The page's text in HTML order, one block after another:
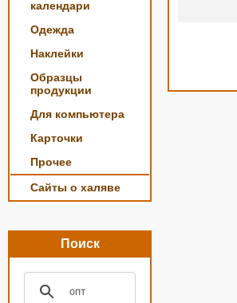
календари
Одежда
Наклейки
Образцы
продукции
Для компьютера
Карточки
Прочее
Сайты о халяве
Поиск